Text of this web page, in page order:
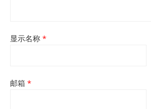
显示名称 *
邮箱 *